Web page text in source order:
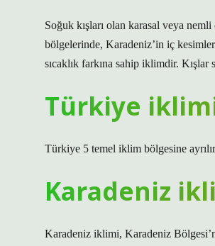
Soğuk kışları olan karasal veya
bölgelerinde, Karadeniz’in iç
sıcaklık farkına sahip iklimdir. Kışlar
Türkiye iklimi
Türkiye 5 temel iklim bölgesine
Karadeniz
Karadeniz iklimi, Karadeniz